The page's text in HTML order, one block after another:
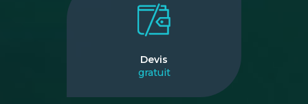
Devis
gratuit